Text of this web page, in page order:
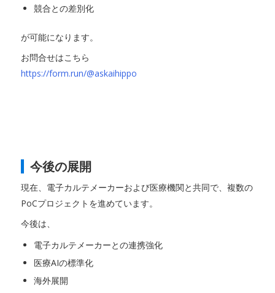
競合との差別化
が可能になります。
お問合せはこちら
https://form.run/@askaihippo
今後の展開
現在、電子カルテメーカーおよび医療機関と共同で、複数の
PoCプロジェクトを進めています。
今後は、
電子カルテメーカーとの連携強化
医療AIの標準化
海外展開